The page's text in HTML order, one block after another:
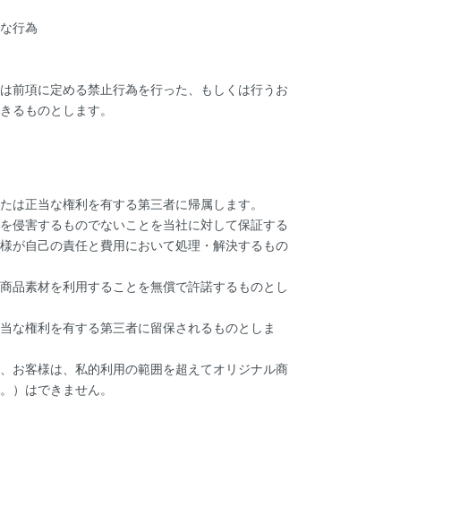
行為
前項に定める禁止行為を行った、もしくは行うお
ものとします。
正当な権利を有する第三者に帰属します。
侵害するものでないことを当社に対して保証する
が自己の責任と費用において処理・解決するもの
品素材を利用することを無償で許諾するものとし
な権利を有する第三者に留保されるものとしま
お客様は、私的利用の範囲を超えてオリジナル商
）はできません。